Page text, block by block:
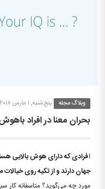
وبلاگ مجله پنج‌شنبه, ۱ مارس ۲۰۱۸
بحران معنا در افراد
افرادی که دارای هوش بالایی
جهان دارند و از تکیه روی
مورد چه می‌گوید؟ متاسفانه